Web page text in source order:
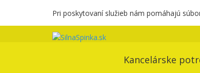
Pri poskytovaní služieb nám pomáhajú
Kancelárske